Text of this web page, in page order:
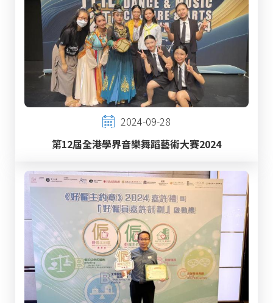
2024-09-28
第12屆全港學界音樂舞蹈藝術大賽2024